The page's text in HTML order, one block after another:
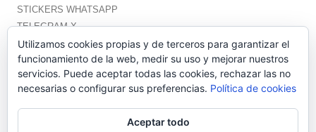
STICKERS WHATSAPP
TELEGRAM X
WHATSAPP PLUS – Descargar APK ✅️ Última Versión
Wassap.net proporciona ayuda no oficial para la aplicación WhatsApp.
Utilizamos cookies propias y de terceros para garantizar el
funcionamiento de la web, medir su uso y mejorar nuestros
servicios. Puede aceptar todas las cookies, rechazar las no
necesarias o configurar sus preferencias. Política de cookies
Aceptar todo